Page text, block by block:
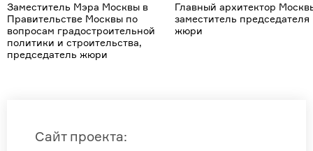
Заместитель Мэра Москвы в
Правительстве Москвы по
вопросам градостроительной
политики и строительства,
председатель жюри
Главный архитектор
заместитель председателя
жюри
Сайт проекта: